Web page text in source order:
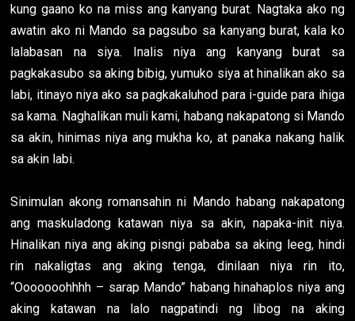
kung gaano ko na miss ang kanyang burat. Nagtaka ako ng
awatin ako ni Mando sa pagsubo sa kanyang burat, kala ko
lalabasan na siya. Inalis niya ang kanyang burat sa
pagkakasubo sa aking bibig, yumuko siya at hinalikan ako sa
labi, itinayo niya ako sa pagkakaluhod para i-guide para ihiga
sa kama. Naghalikan muli kami, habang nakapatong si Mando
sa akin, hinimas niya ang mukha ko, at panaka nakang halik
sa akin labi.
Sinimulan akong romansahin ni Mando habang nakapatong
ang maskuladong katawan niya sa akin, napaka-init niya.
Hinalikan niya ang aking pisngi pababa sa aking leeg, hindi
rin nakaligtas ang aking tenga, dinilaan niya rin ito,
“Ooooooohhhh – sarap Mando” habang hinahaplos niya ang
aking katawan na lalo nagpatindi ng libog na aking